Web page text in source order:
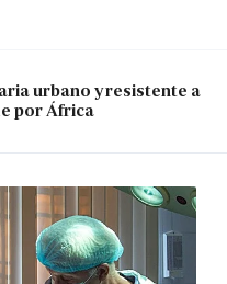
urbano y resistente a
por África